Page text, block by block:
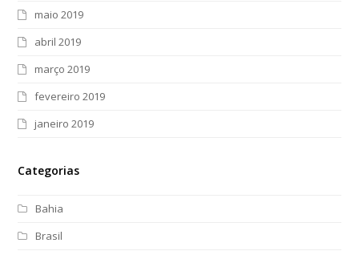
maio 2019
abril 2019
março 2019
fevereiro 2019
janeiro 2019
Categorias
Bahia
Brasil